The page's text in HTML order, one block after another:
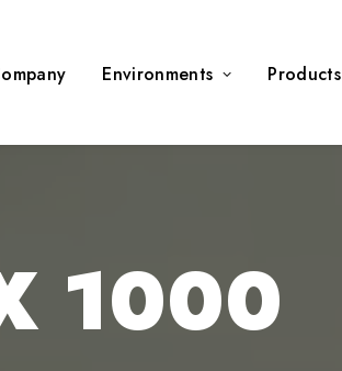
Environments Products
1000